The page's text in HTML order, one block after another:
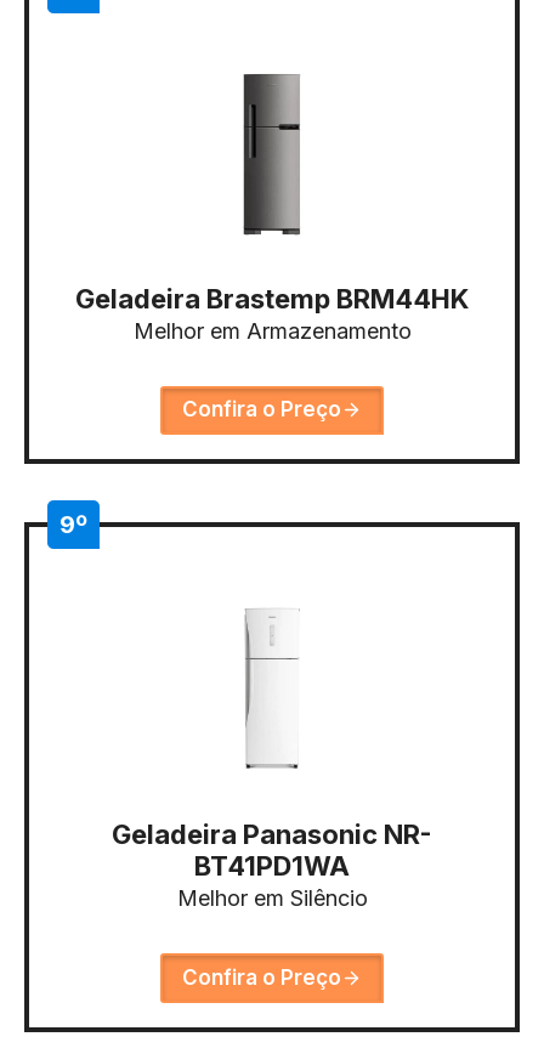
Geladeira Brastemp BRM44HK
Melhor em Armazenamento
Confira o Preço
9º
Geladeira Panasonic NR-
BT41PD1WA
Melhor em Silêncio
Confira o Preço